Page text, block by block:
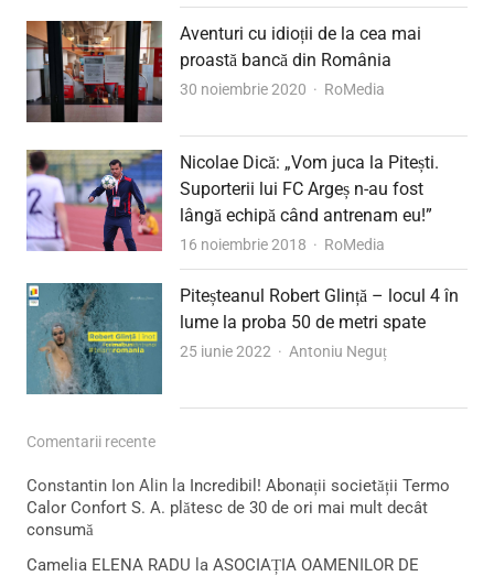
Aventuri cu idioții de la cea mai
proastă bancă din România
30 noiembrie 2020 Author
RoMedia
Nicolae Dică: „Vom juca la Pitești.
Suporterii lui FC Argeș n-au fost
lângă echipă când antrenam eu!”
16 noiembrie 2018 Author
RoMedia
Piteșteanul Robert Glință – locul 4 în
lume la proba 50 de metri spate
25 iunie 2022 Author
Antoniu Neguț
Comentarii recente
Constantin Ion Alin la Incredibil! Abonații societății Termo
Calor Confort S. A. plătesc de 30 de ori mai mult decât
consumă
Camelia ELENA RADU la ASOCIAȚIA OAMENILOR DE